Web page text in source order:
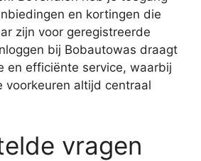
en kortingen die
zijn voor geregistreerde
bij Bobautowas draagt
en efficiënte service, waarbij
voorkeuren altijd centraal
vragen